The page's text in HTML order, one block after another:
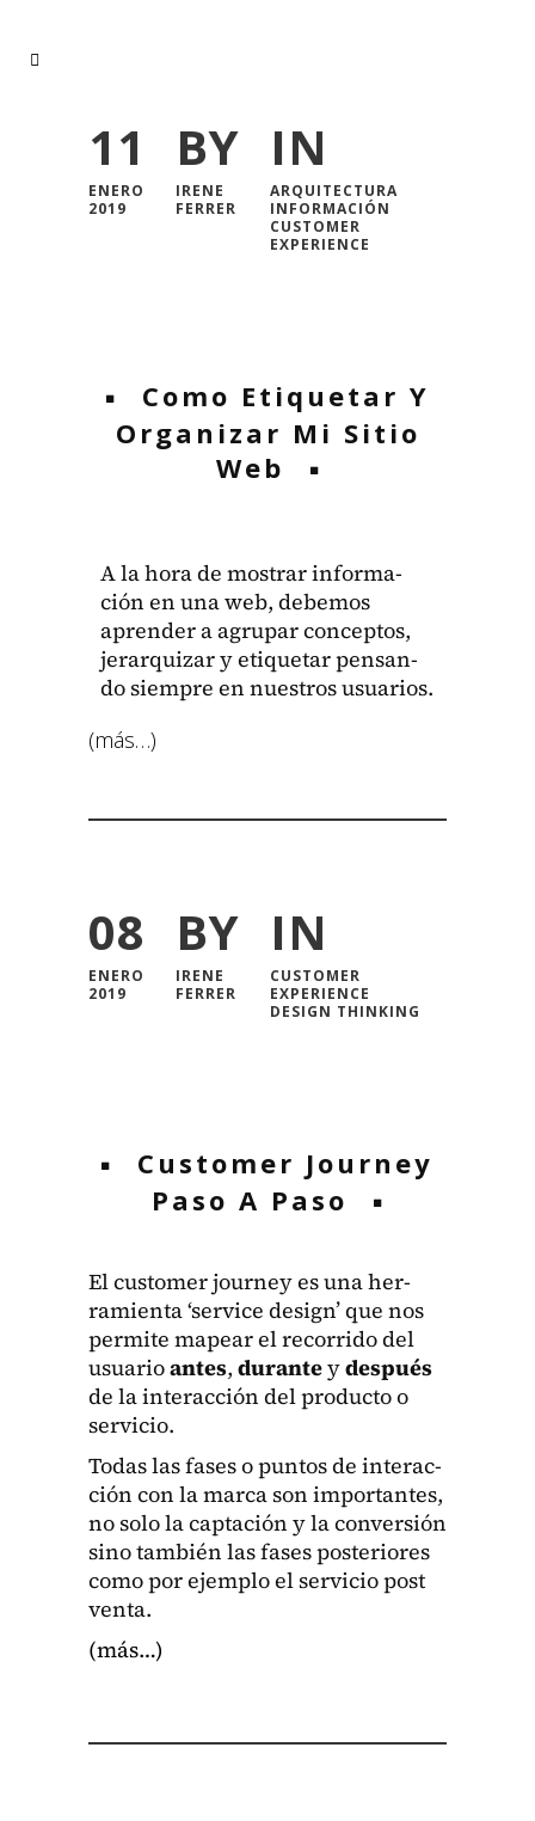
11
ENERO
2019
BY
IRENE
FERRER
IN
ARQUITECTURA
INFORMACIÓN
CUSTOMER
EXPERIENCE
Como Etiquetar Y
Organizar Mi Sitio
Web
A la hora de mostrar infor­ma­
ción en una web, debe­mos
apren­der a agru­par con­cep­tos,
jer­ar­quizar y eti­que­tar pen­san­
do siem­pre en nue­stros usuar­ios.
(más…)
08
ENERO
2019
BY
IRENE
FERRER
IN
CUSTOMER
EXPERIENCE
DESIGN THINKING
Customer Journey
Paso A Paso
El cus­tomer jour­ney es una her­
ramien­ta ‘ser­vice design’ que nos
per­mite mapear el recor­ri­do del
usuarioantes, duranteydespués
de la inter­ac­ción del pro­duc­to o
ser­vi­cio.
Todas las fas­es o pun­tos de inter­ac­
ción con la mar­ca son impor­tantes,
no solo la captación y la con­ver­sión
sino tam­bién las fas­es pos­te­ri­ores
como por ejem­p­lo el ser­vi­cio post
ven­ta.
(más…)